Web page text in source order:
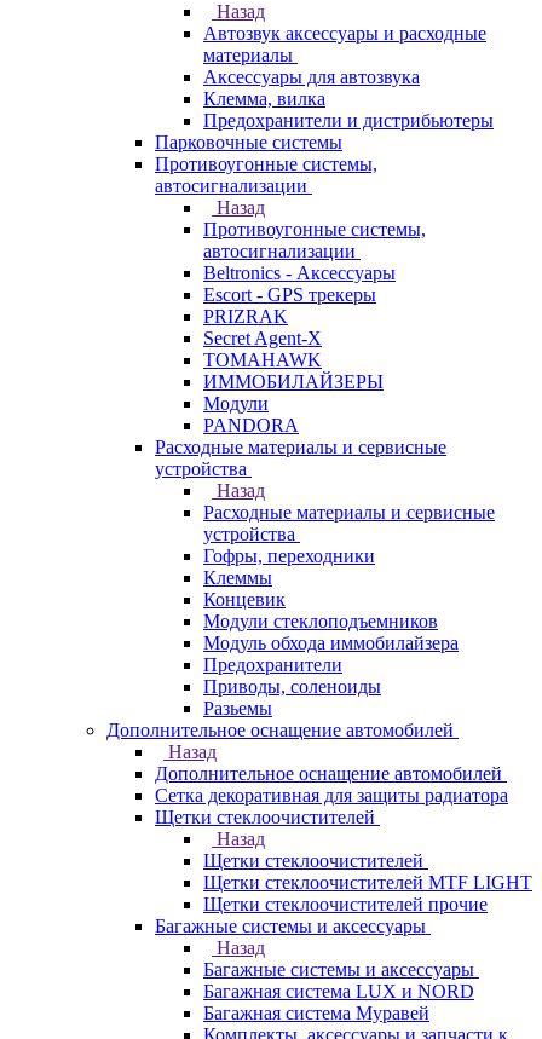
Назад
Автозвук аксессуары и расходные
материалы
Аксессуары для автозвука
Клемма, вилка
Предохранители и дистрибьютеры
Парковочные системы
Противоугонные системы,
автосигнализации
Назад
Противоугонные системы,
автосигнализации
Beltronics - Аксессуары
Escort - GPS трекеры
PRIZRAK
Secret Agent-X
TOMAHAWK
ИММОБИЛАЙЗЕРЫ
Модули
PANDORA
Расходные материалы и сервисные
устройства
Назад
Расходные материалы и сервисные
устройства
Гофры, переходники
Клеммы
Концевик
Модули стеклоподъемников
Модуль обхода иммобилайзера
Предохранители
Приводы, соленоиды
Разьемы
Дополнительное оснащение автомобилей
Назад
Дополнительное оснащение автомобилей
Сетка декоративная для защиты радиатора
Щетки стеклоочистителей
Назад
Щетки стеклоочистителей
Щетки стеклоочистителей MTF LIGHT
Щетки стеклоочистителей прочие
Багажные системы и аксессуары
Назад
Багажные системы и аксессуары
Багажная система LUX и NORD
Багажная система Муравей
Комплекты, аксессуары и запчасти к